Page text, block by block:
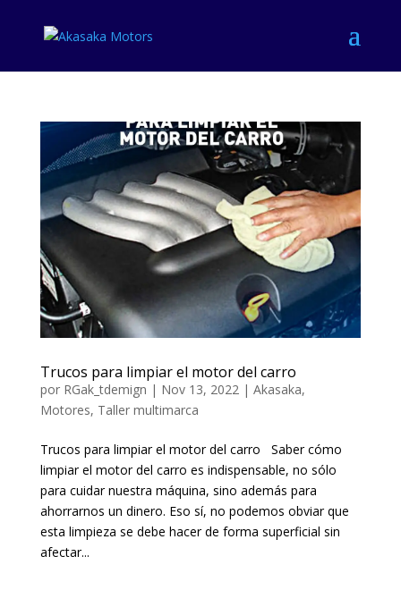
Trucos para limpiar el motor del carro
por RGak_tdemign | Nov 13, 2022| Akasaka,
Motores, Taller multimarca
Trucos para limpiar el motor del carro Saber cómo
limpiar el motor del carro es indispensable, no sólo
para cuidar nuestra máquina, sino además para
ahorrarnos un dinero. Eso sí, no podemos obviar que
esta limpieza se debe hacer de forma superficial sin
afectar...